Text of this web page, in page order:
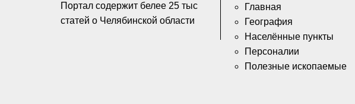
Портал содержит белее 25 тыс
статей о Челябинской области
Главная
География
Населённые пункты
Персоналии
Полезные ископаемые